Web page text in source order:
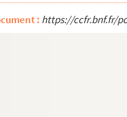
du Rhône"
de poèmes de Marceline
: https://ccfr.bnf.fr/